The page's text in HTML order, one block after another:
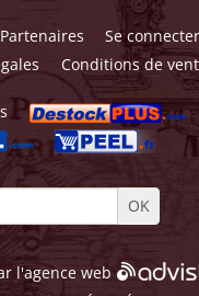
Se connecter
Conditions de
l'agence web